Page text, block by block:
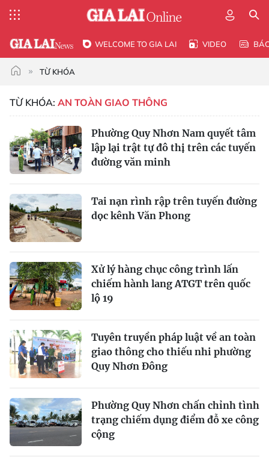
WELCOME TO GIA LAI VIDEO
TỪ KHÓA
TỪ KHÓA: AN TOÀN GIAO THÔNG
Phường Quy Nhơn Nam quyết tâm
lập lại trật tự đô thị trên các tuyến
đường văn minh
Tai nạn rình rập trên tuyến đường
dọc kênh Văn Phong
Xử lý hàng chục công trình lấn
chiếm hành lang ATGT trên quốc
lộ 19
Tuyên truyền pháp luật về an toàn
giao thông cho thiếu nhi phường
Quy Nhơn Đông
Phường Quy Nhơn chấn chỉnh tình
trạng chiếm dụng điểm đỗ xe công
cộng